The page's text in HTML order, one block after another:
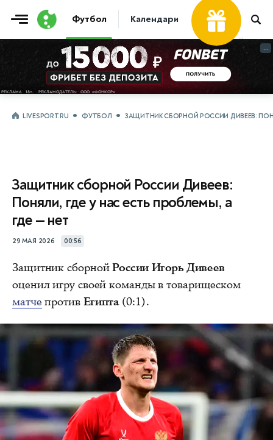
Футбол Календари Таблицы Матчи
...
...
LIVESPORT.RU ФУТБОЛ ЗАЩИТНИК СБОРНОЙ РОССИИ ДИВЕЕВ:
Защитник сборной России Дивеев:
Поняли, где у нас есть проблемы, а
где — нет
29 МАЯ 2026 00:56
Защитник сборнойРоссии Игорь Дивеев
оценил игру своей команды в товарищеском
матче против Египта(0:1).